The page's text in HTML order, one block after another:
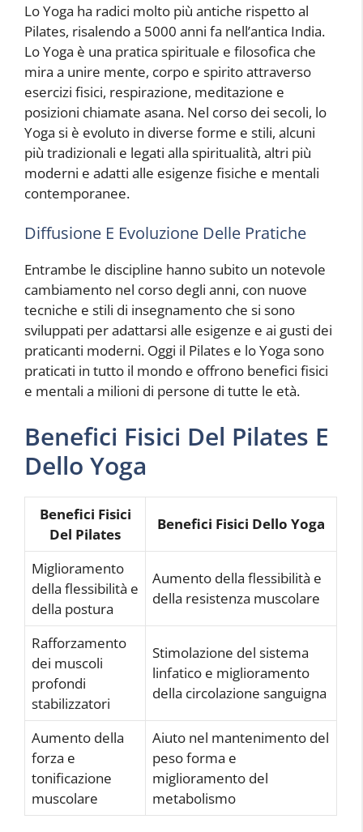
Lo Yoga ha radici molto più antiche rispetto al
Pilates, risalendo a 5000 anni fa nell’antica India.
Lo Yoga è una pratica spirituale e filosofica che
mira a unire mente, corpo e spirito attraverso
esercizi fisici, respirazione, meditazione e
posizioni chiamate asana. Nel corso dei secoli, lo
Yoga si è evoluto in diverse forme e stili, alcuni
più tradizionali e legati alla spiritualità, altri più
moderni e adatti alle esigenze fisiche e mentali
contemporanee.
Diffusione E Evoluzione Delle Pratiche
Entrambe le discipline hanno subito un notevole
cambiamento nel corso degli anni, con nuove
tecniche e stili di insegnamento che si sono
sviluppati per adattarsi alle esigenze e ai gusti dei
praticanti moderni. Oggi il Pilates e lo Yoga sono
praticati in tutto il mondo e offrono benefici fisici
e mentali a milioni di persone di tutte le età.
Benefici Fisici Del Pilates E
Dello Yoga
Benefici Fisici
Del Pilates
Benefici Fisici Dello Yoga
Miglioramento
della flessibilità e
della postura
Aumento della flessibilità e
della resistenza muscolare
Rafforzamento
dei muscoli
profondi
stabilizzatori
Stimolazione del sistema
linfatico e miglioramento
della circolazione sanguigna
Aumento della
forza e
tonificazione
muscolare
Aiuto nel mantenimento del
peso forma e
miglioramento del
metabolismo